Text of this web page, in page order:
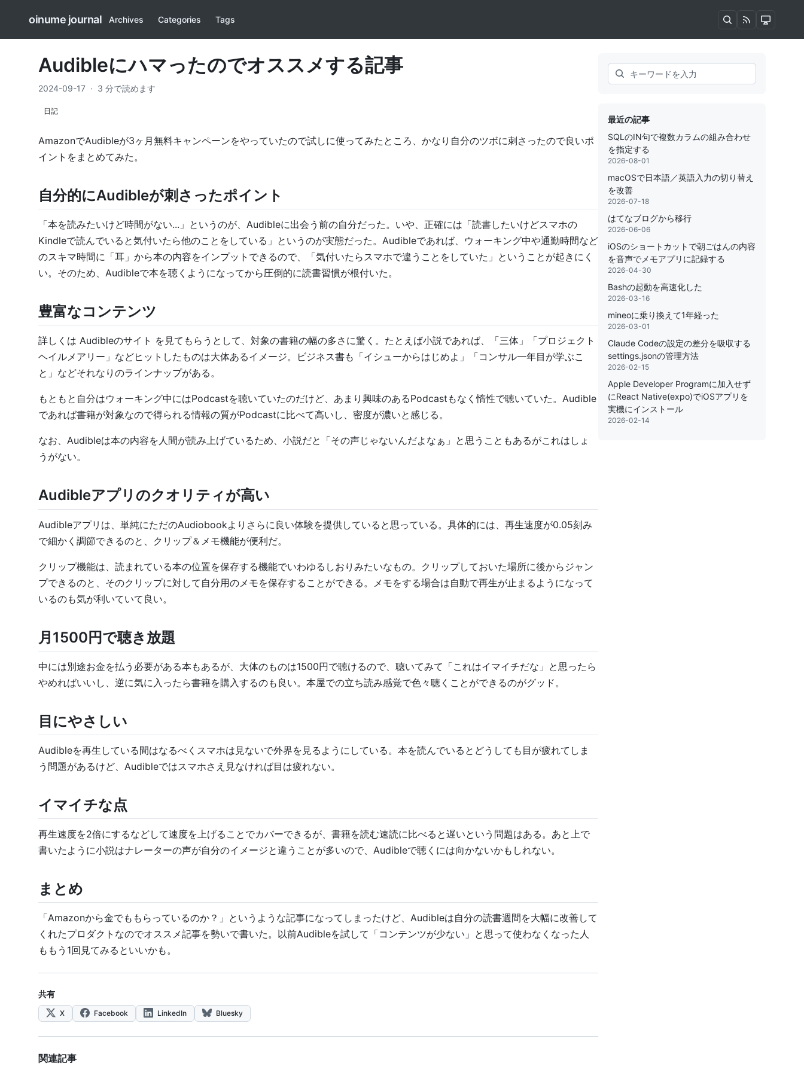
oinume journal Archives Categories Tags
Audibleにハマったのでオススメする記事
2024-09-17 · 3 分で読めます
日記
AmazonでAudibleが3ヶ月無料キャンペーンをやっていたので試しに使ってみたところ、かなり自分のツボに刺さったので良いポ
イントをまとめてみた。
自分的にAudibleが刺さったポイント
「本を読みたいけど時間がない...」というのが、Audibleに出会う前の自分だった。いや、正確には「読書したいけどスマホの
Kindleで読んでいると気付いたら他のことをしている」というのが実態だった。Audibleであれば、ウォーキング中や通勤時間など
のスキマ時間に「耳」から本の内容をインプットできるので、「気付いたらスマホで違うことをしていた」ということが起きにく
い。そのため、Audibleで本を聴くようになってから圧倒的に読書習慣が根付いた。
豊富なコンテンツ
詳しくは Audibleのサイト を見てもらうとして、対象の書籍の幅の多さに驚く。たとえば小説であれば、「三体」「プロジェクト
ヘイルメアリー」などヒットしたものは大体あるイメージ。ビジネス書も「イシューからはじめよ」「コンサル一年目が学ぶこ
と」などそれなりのラインナップがある。
もともと自分はウォーキング中にはPodcastを聴いていたのだけど、あまり興味のあるPodcastもなく惰性で聴いていた。Audible
であれば書籍が対象なので得られる情報の質がPodcastに比べて高いし、密度が濃いと感じる。
なお、Audibleは本の内容を人間が読み上げているため、小説だと「その声じゃないんだよなぁ」と思うこともあるがこれはしょ
うがない。
Audibleアプリのクオリティが高い
Audibleアプリは、単純にただのAudiobookよりさらに良い体験を提供していると思っている。具体的には、再生速度が0.05刻み
で細かく調節できるのと、クリップ＆メモ機能が便利だ。
クリップ機能は、読まれている本の位置を保存する機能でいわゆるしおりみたいなもの。クリップしておいた場所に後からジャン
プできるのと、そのクリップに対して自分用のメモを保存することができる。メモをする場合は自動で再生が止まるようになって
いるのも気が利いていて良い。
月1500円で聴き放題
中には別途お金を払う必要がある本もあるが、大体のものは1500円で聴けるので、聴いてみて「これはイマイチだな」と思ったら
やめればいいし、逆に気に入ったら書籍を購入するのも良い。本屋での立ち読み感覚で色々聴くことができるのがグッド。
目にやさしい
Audibleを再生している間はなるべくスマホは見ないで外界を見るようにしている。本を読んでいるとどうしても目が疲れてしま
う問題があるけど、Audibleではスマホさえ見なければ目は疲れない。
イマイチな点
再生速度を2倍にするなどして速度を上げることでカバーできるが、書籍を読む速読に比べると遅いという問題はある。あと上で
書いたように小説はナレーターの声が自分のイメージと違うことが多いので、Audibleで聴くには向かないかもしれない。
まとめ
「Amazonから金でももらっているのか？」というような記事になってしまったけど、Audibleは自分の読書週間を大幅に改善して
くれたプロダクトなのでオススメ記事を勢いで書いた。以前Audibleを試して「コンテンツが少ない」と思って使わなくなった人
ももう1回見てみるといいかも。
共有
X Facebook LinkedIn Bluesky
関連記事
Search
最近の記事
SQLのIN句で複数カラムの組み合わせ
を指定する
2026-08-01
macOSで日本語／英語入力の切り替え
を改善
2026-07-18
はてなブログから移行
2026-06-06
iOSのショートカットで朝ごはんの内容
を音声でメモアプリに記録する
2026-04-30
Bashの起動を高速化した
2026-03-16
mineoに乗り換えて1年経った
2026-03-01
Claude Codeの設定の差分を吸収する
settings.jsonの管理方法
2026-02-15
Apple Developer Programに加入せず
にReact Native(expo)でiOSアプリを
実機にインストール
2026-02-14